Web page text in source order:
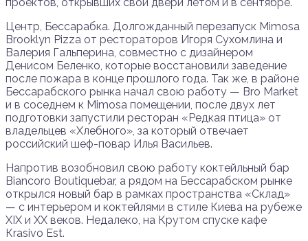
проектов, открывших свои двери летом и в сентябре.
Центр, Бессарабка. Долгожданный перезапуск Mimosa
Brooklyn Pizza от рестораторов Игоря Сухомлина и
Валерия Гальперина, совместно с дизайнером
Денисом Беленко, которые восстановили заведение
после пожара в конце прошлого года. Так же, в районе
Бессарабского рынка начал свою работу — Bro Market
и в соседнем к Mimosa помещении, после двух лет
подготовки запустили ресторан «Редкая птица» от
владельцев «Хлебного», за который отвечает
российский шеф-повар Илья Васильев.
Напротив возобновил свою работу коктейльный бар
Biancoro Boutiquebar, а рядом на Бессарабском рынке
открылся новый бар в рамках пространства «Склад»
— с интерьером и коктейлями в стиле Киева на рубеже
XIX и XX веков. Недалеко, на Крутом спуске кафе
Кrasivo Est.